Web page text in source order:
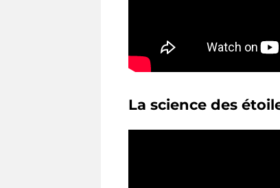
La science des